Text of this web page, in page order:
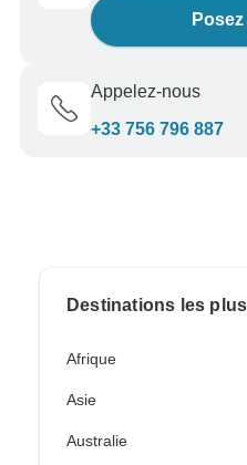
Appelez-nous
+33 756 796 887
Destinations les
Afrique
Asie
Australie